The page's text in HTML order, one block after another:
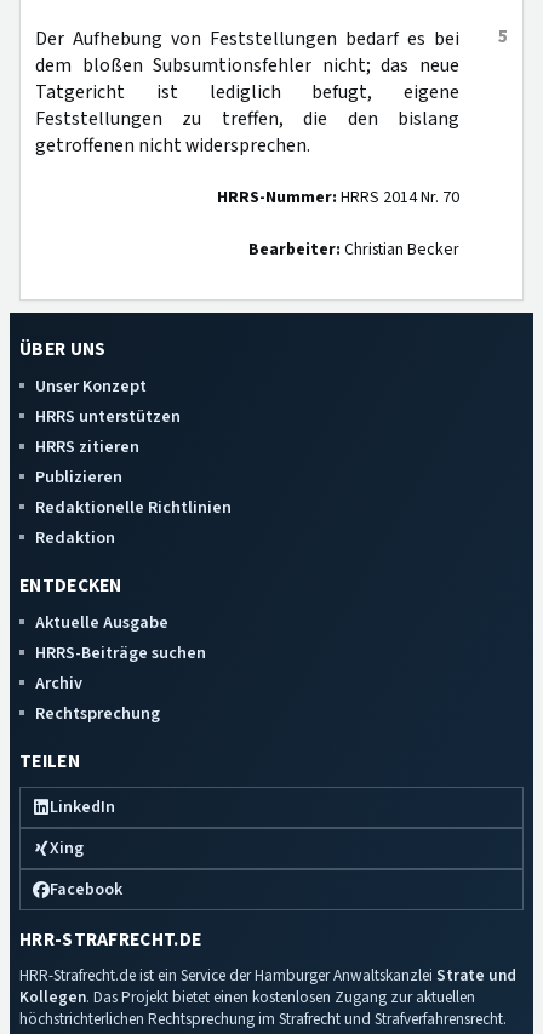
5
Der Aufhebung von Feststellungen bedarf es bei
dem bloßen Subsumtionsfehler nicht; das neue
Tatgericht ist lediglich befugt, eigene
Feststellungen zu treffen, die den bislang
getroffenen nicht widersprechen.
HRRS-Nummer: HRRS 2014 Nr. 70
Bearbeiter: Christian Becker
ÜBER UNS
Unser Konzept
HRRS unterstützen
HRRS zitieren
Publizieren
Redaktionelle Richtlinien
Redaktion
ENTDECKEN
Aktuelle Ausgabe
HRRS-Beiträge suchen
Archiv
Rechtsprechung
TEILEN
LinkedIn
Xing
Facebook
HRR-STRAFRECHT.DE
HRR-Strafrecht.de ist ein Service der Hamburger Anwaltskanzlei Strate und
Kollegen. Das Projekt bietet einen kostenlosen Zugang zur aktuellen
höchstrichterlichen Rechtsprechung im Strafrecht und Strafverfahrensrecht.